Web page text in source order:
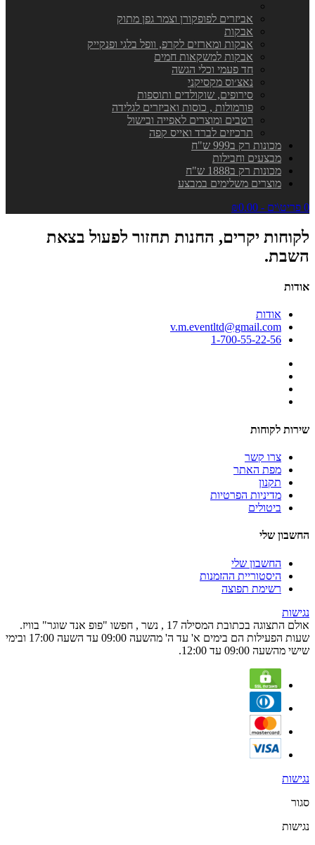
אביזרים לפופקורן וצמר גפן מתוק
אבקות
אבקות ומארזים לקרפ, וופל בלגי ופנקייק
אבקות למשקאות חמים
חד פעמי וכלי הגשה
נאצ׳וס מקסיקני
סירופים, שוקולדים ותוספות
פורמולות , כוסות ואביזרים לגלידה
רטבים ומוצרים לאפייה ובישול
תרכיזים לברד ואייס קפה
מכונות רק ב999 ש"ח
מבצעים וחבילות
מכונות רק ב1888 ש"ח
מוצרים משלימים במבצע
0 פריט\ים - ₪0.00
לקוחות יקרים, החנות תחזור לפעול בצאת
השבת.
אודות
אודות
v.m.eventltd@gmail.com
1-700-55-22-56
שירות לקוחות
צרו קשר
מפת האתר
תקנון
מדיניות הפרטיות
ביטולים
החשבון שלי
החשבון שלי
היסטוריית ההזמנות
רשימת תפוצה
נגישות
אולם התצוגה בכתובת המסילה 17 , נשר , חפשו "פופ אנד שוגר" בוויז.
שעות הפעילות הם בימים א' עד ה' מהשעה 09:00 עד השעה 17:00 ובימי
שישי מהשעה 09:00 עד 12:00.
נגישות
סגור
נגישות